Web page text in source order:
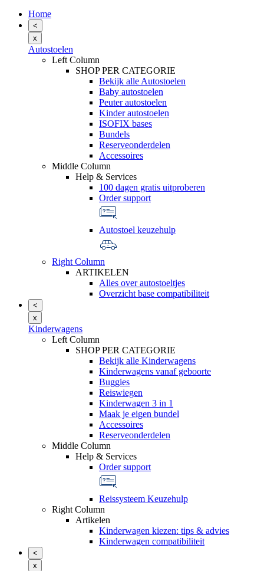
Home
<
x
Autostoelen
Left Column
SHOP PER CATEGORIE
Bekijk alle Autostoelen
Baby autostoelen
Peuter autostoelen
Kinder autostoelen
ISOFIX bases
Bundels
Reserveonderdelen
Accessoires
Middle Column
Help & Services
100 dagen gratis uitproberen
Order support
Autostoel keuzehulp
Right Column
ARTIKELEN
Alles over autostoeltjes
Overzicht base compatibiliteit
<
x
Kinderwagens
Left Column
SHOP PER CATEGORIE
Bekijk alle Kinderwagens
Kinderwagens vanaf geboorte
Buggies
Reiswiegen
Kinderwagen 3 in 1
Maak je eigen bundel
Accessoires
Reserveonderdelen
Middle Column
Help & Services
Order support
Reissysteem Keuzehulp
Right Column
Artikelen
Kinderwagen kiezen: tips & advies
Kinderwagen compatibiliteit
<
x